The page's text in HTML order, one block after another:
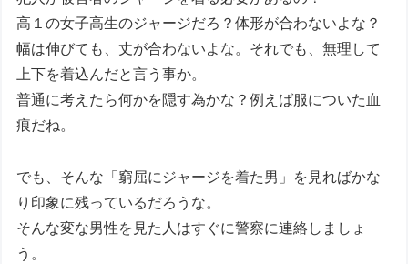
高１の女子高生のジャージだろ？体形が合わないよな？
幅は伸びても、丈が合わないよな。それでも、無理して
上下を着込んだと言う事か。
普通に考えたら何かを隠す為かな？例えば服についた血
痕だね。
でも、そんな「窮屈にジャージを着た男」を見ればかな
り印象に残っているだろうな。
そんな変な男性を見た人はすぐに警察に連絡しましょ
う。